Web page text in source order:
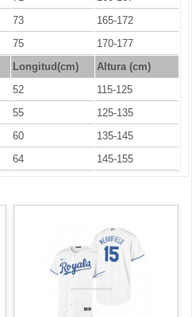
73
165-172
75
170-177
Longitud(cm)
Altura (cm)
52
115-125
55
125-135
60
135-145
64 145-155